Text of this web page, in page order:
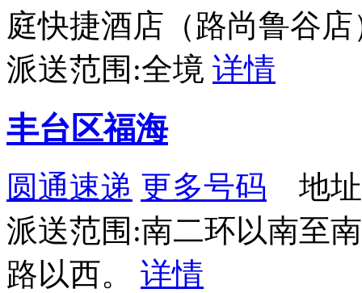
庭快捷酒店（路尚鲁谷店
派送范围:全境 详情
丰台区福海
圆通速递 更多号码 地址
派送范围:南二环以南至
路以西。 详情